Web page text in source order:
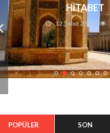
HİTABET
12 Şubat 2021
POPÜLER SON